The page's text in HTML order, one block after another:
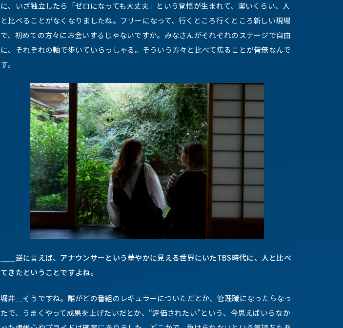
に、いざ独立したら「ゼロになっても大丈夫」という覚悟が生まれて、潔いくらい、人
と比べることがなくなりましたね。フリーになって、行くところ行くところ新しい現場
で、初めての方々にお会いするじゃないですか。みなさんがそれぞれのステージで自由
に、それぞれの軸で歩いていらっしゃる。そういう方々と比べて焦ることが皆無なんで
す。
逆に言えば、アナウンサーという華やかに見える世界にいたTBS時代に、人と比べ
てきたということですよね。
堀井＿ そうですね。誰がどの番組のレギュラーについただとか、管理職になったらなっ
たで、うまくやって成果を上げたいだとか、“評価されたい”という、今思えばいらなか